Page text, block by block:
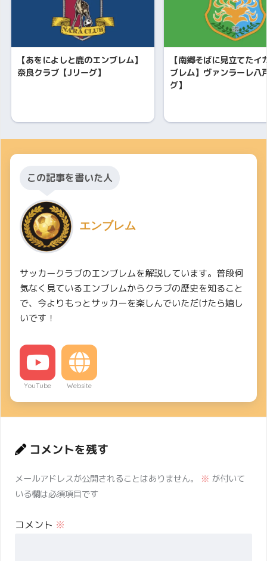
【あをによしと鹿のエンブレム】
奈良クラブ【Jリーグ】
【南郷そばに見立てたイ
ブレム】ヴァンラーレ八
グ】
この記事を書いた人
エンブレム
サッカークラブのエンブレムを解説しています。普段何
気なく見ているエンブレムからクラブの歴史を知ること
で、今よりもっとサッカーを楽しんでいただけたら嬉し
いです！
YouTube Website
コメントを残す
メールアドレスが公開されることはありません。 ※ が付いて
いる欄は必須項目です
コメント ※